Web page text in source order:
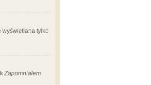
wyświetlana tylko
Zapomniałem